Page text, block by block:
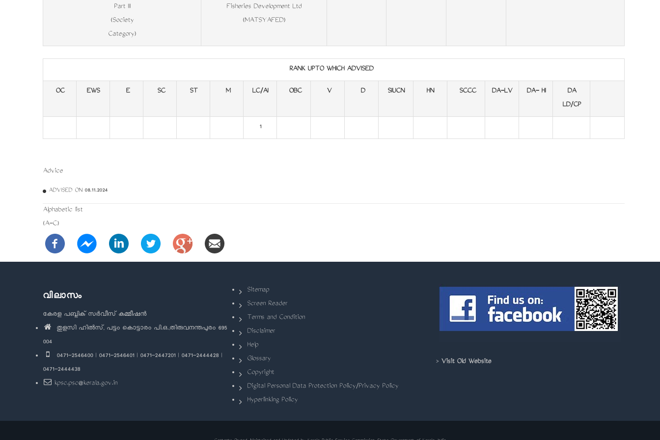
Part III
(Society
Category)
Fisheries Development Ltd
(MATSYAFED)
RANK UPTO WHICH ADVISED
OC EWS E SC ST M LC/AI OBC V D SIUCN HN SCCC DA-LV DA- HI
DA
LD/CP
1
Advice
ADVISED ON 08.11.2024
Alphabetic list
(A-C)
വിലാസം
കേരള പബ്ലിക് സർവീസ് കമ്മീഷൻ
തുളസി ഹിൽസ്, പട്ടം കൊട്ടാരം പി.ഒ.,തിരുവനന്തപുരം 695
004
0471-2546400 | 0471-2546401 | 0471-2447201 | 0471-2444428 |
0471-2444438
kpsc.psc@kerala.gov.in
Sitemap
Screen Reader
Terms and Condition
Disclaimer
Help
Glossary
Copyright
Digital Personal Data Protection Policy/Privacy Policy
Hyperlinking Policy
> Visit Old Website